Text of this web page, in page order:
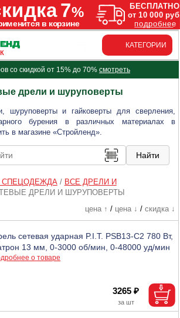
КАТЕГОРИИ
со скидкой от 15% до 70% смотреть
дрели и шуруповерты
шуруповерты и гайковерты для сверления,
бурения в различных материалах в
в магазине «Стройленд».
СПЕЦОДЕЖДА/ ВСЕ ДРЕЛИ И
ДРЕЛИ И ШУРУПОВЕРТЫ
цена ↑ / цена ↓ / скидка ↓
сетевая ударная P.I.T. PSB13-C2 780 Вт,
13 мм, 0-3000 об/мин, 0-48000 уд/мин
о товаре
3265 ₽